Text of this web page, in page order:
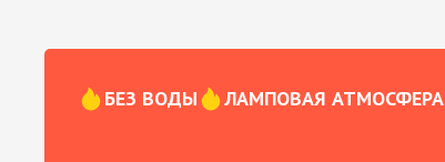
БЕЗ ВОДЫ ЛАМПОВАЯ АТМОСФЕРА